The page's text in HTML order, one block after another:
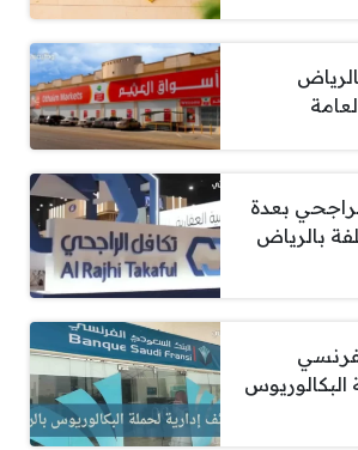
بعدة
بالرياض